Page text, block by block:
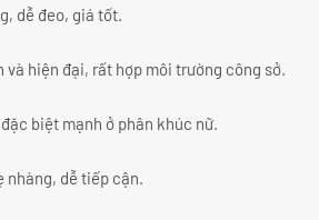
dễ đeo, giá tốt.
và hiện đại, rất hợp môi trường công sở.
biệt mạnh ở phân khúc nữ.
dễ tiếp cận.